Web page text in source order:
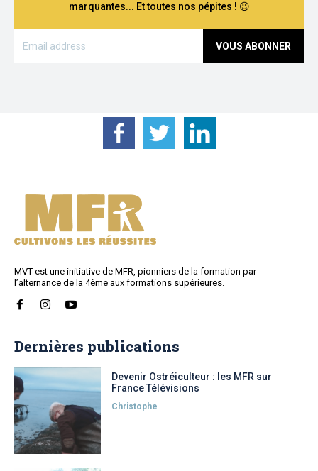
marquantes... Et toutes nos pépites ! 😉
VOUS ABONNER
MVT est une initiative de MFR, pionniers de la formation par
l’alternance de la 4ème aux formations supérieures.
Dernières publications
Devenir Ostréiculteur : les MFR sur
France Télévisions
Christophe